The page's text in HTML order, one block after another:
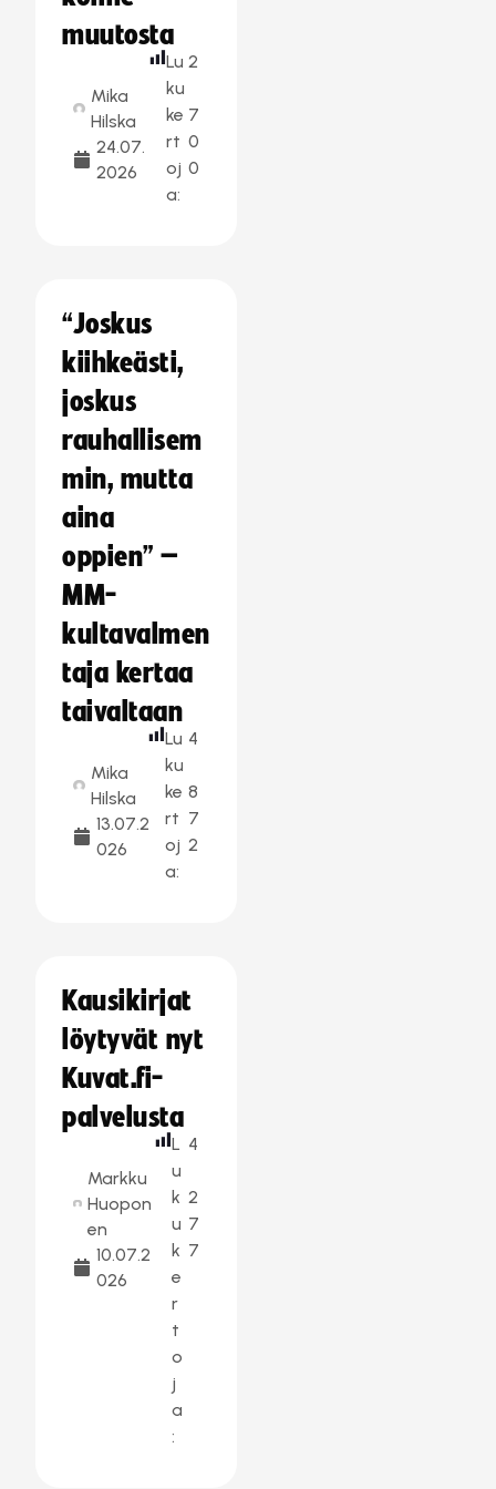
muutosta
Mika
Hilska
24.07.
2026
Lu
ku
ke
rt
oj
a:
2
7
0
0
“Joskus
kiihkeästi,
joskus
rauhallisem
min, mutta
aina
oppien” –
MM-
kultavalmen
taja kertaa
taivaltaan
Mika
Hilska
13.07.2
026
Lu
ku
ke
rt
oj
a:
4
8
7
2
Kausikirjat
löytyvät nyt
Kuvat.fi-
palvelusta
Markku
Huopon
en
10.07.2
026
L
u
k
u
k
e
r
t
o
j
a
:
4
2
7
7